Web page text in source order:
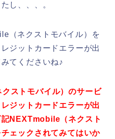
し、、、。
（ネクストモバイル）を
ジットカードエラーが出
てくださいね♪
ストモバイル）のサービ
ジットカードエラーが出
NEXTmobile（ネクスト
ェックされてみてはいか